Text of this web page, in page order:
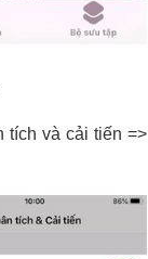
tích và cải tiến =>